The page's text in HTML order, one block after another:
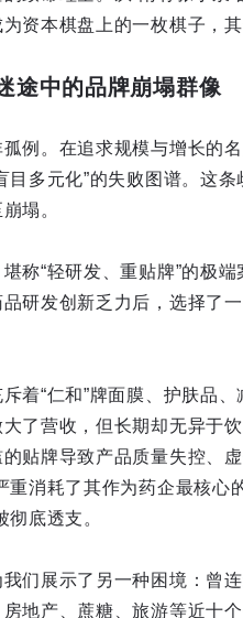
资本棋盘上的一枚棋子，
途中的品牌崩塌群像
例。在追求规模与增长的
目多元化”的失败图谱。这
塌。
称“轻研发、重贴牌”的极
研发创新乏力后，选择了
着“仁和”牌面膜、护肤品
了营收，但长期却无异于
贴牌导致产品质量失控、
重消耗了其作为药企最核心
彻底透支。
们展示了另一种困境：曾
地产、蔗糖、旅游等近十